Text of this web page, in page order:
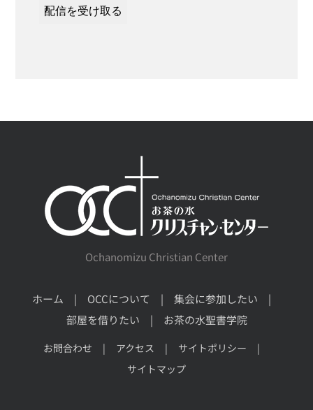
Ochanomizu Christian Center
ホーム OCCについて
集会に参加したい
部屋を借りたい
お茶の水聖書学院
お問合わせ アクセス
サイトポリシー
サイトマップ